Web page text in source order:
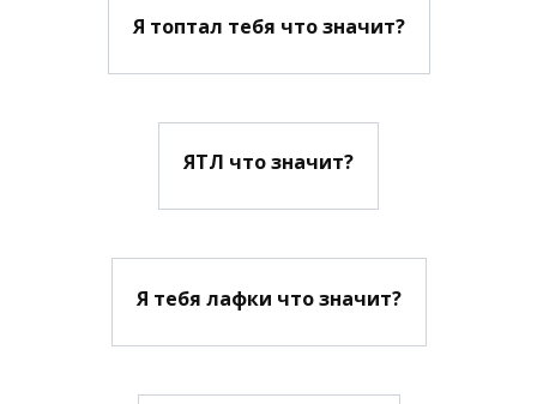
Я топтал тебя что значит?
ЯТЛ что значит?
Я тебя лафки что значит?